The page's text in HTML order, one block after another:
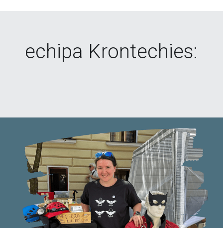
echipa Krontechies: